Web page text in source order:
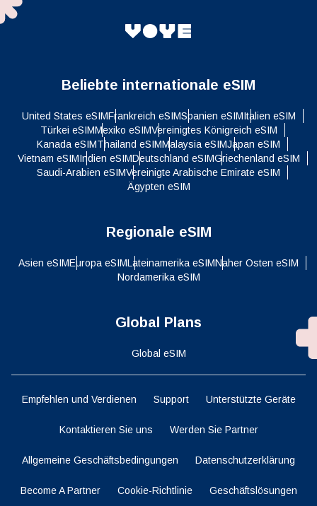
Beliebte internationale eSIM
United States eSIMFrankreich eSIMSpanien eSIMItalien eSIM
Türkei eSIMMexiko eSIMVereinigtes Königreich eSIM
Kanada eSIMThailand eSIMMalaysia eSIMJapan eSIM
Vietnam eSIMIndien eSIMDeutschland eSIMGriechenland eSIM
Saudi-Arabien eSIMVereinigte Arabische Emirate eSIM
Ägypten eSIM
Regionale eSIM
Asien eSIMEuropa eSIMLateinamerika eSIMNaher Osten eSIM
Nordamerika eSIM
Global Plans
Global eSIM
Empfehlen und Verdienen Support Unterstützte Geräte
Kontaktieren Sie uns Werden Sie Partner
Allgemeine Geschäftsbedingungen Datenschutzerklärung
Become A Partner Cookie-Richtlinie Geschäftslösungen